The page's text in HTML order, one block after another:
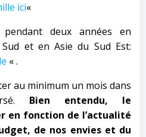
ici«
deux années en
et en Asie du Sud Est:
« .
au minimum un mois dans
Bien entendu, le
en fonction de l’actualité
de nos envies et du